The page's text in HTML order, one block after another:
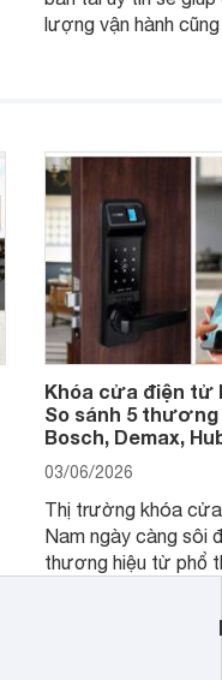
lượng vận hành
Khóa cửa điện tử
So sánh 5 thương
Bosch, Demax,
03/06/2026
Thị trường khóa
Nam ngày càng sôi
thương hiệu từ phổ
cửa điện tử hãng
sẽ so sánh 5